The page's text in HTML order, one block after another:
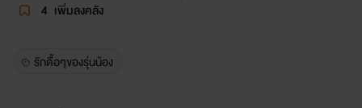
4 เพิ่มลงคลัง
รักดื้อๆของรุ่นน้อง